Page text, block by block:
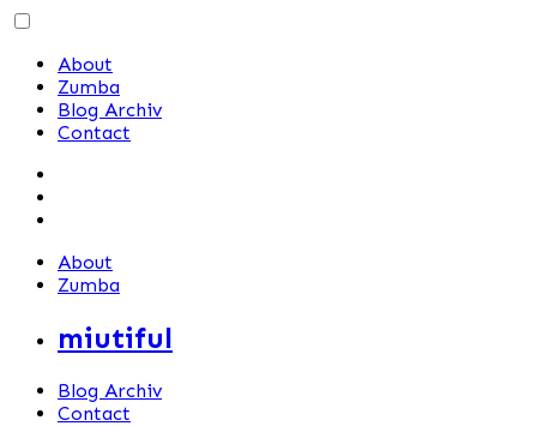
Skip
contentAbout
Zumba
Blog Archiv
Contact
About
Zumba
miutiful
Blog Archiv
Contact